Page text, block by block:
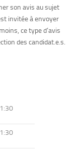
son avis au sujet
invitée à envoyer
ce type d’avis
des candidat.e.s.